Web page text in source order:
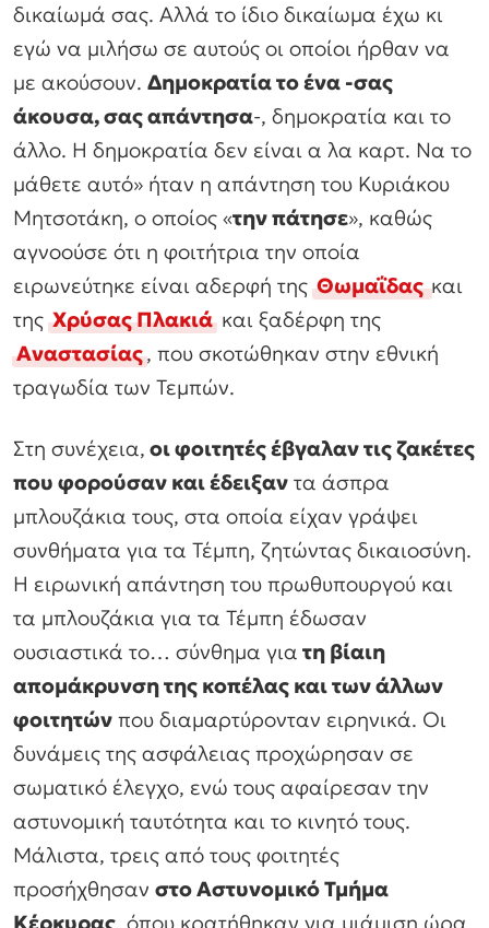
δικαίωμά σας. Αλλά το ίδιο δικαίωμα έχω κι
εγώ να μιλήσω σε αυτούς οι οποίοι ήρθαν να
με ακούσουν. Δημοκρατία το ένα -σας
άκουσα, σας απάντησα-, δημοκρατία και το
άλλο. Η δημοκρατία δεν είναι α λα καρτ. Να το
μάθετε αυτό» ήταν η απάντηση του Κυριάκου
Μητσοτάκη, ο οποίος «την πάτησε», καθώς
αγνοούσε ότι η φοιτήτρια την οποία
ειρωνεύτηκε είναι αδερφή τηςΘωμαΐδας και
τηςΧρύσαςΠλακιάκαι ξαδέρφη της
Αναστασίας, που σκοτώθηκαν στην εθνική
τραγωδία των Τεμπών.
Στη συνέχεια, οι φοιτητές έβγαλαν τις ζακέτες
που φορούσαν και έδειξαν τα άσπρα
μπλουζάκια τους, στα οποία είχαν γράψει
συνθήματα για τα Τέμπη, ζητώντας δικαιοσύνη.
Η ειρωνική απάντηση του πρωθυπουργού και
τα μπλουζάκια για τα Τέμπη έδωσαν
ουσιαστικά το… σύνθημα για τη βίαιη
απομάκρυνση της κοπέλας και των άλλων
φοιτητών που διαμαρτύρονταν ειρηνικά. Οι
δυνάμεις της ασφάλειας προχώρησαν σε
σωματικό έλεγχο, ενώ τους αφαίρεσαν την
αστυνομική ταυτότητα και το κινητό τους.
Μάλιστα, τρεις από τους φοιτητές
προσήχθησαν στο Αστυνομικό Τμήμα
Κέρκυρας , όπου κρατήθηκαν για μιάμιση ώρα.